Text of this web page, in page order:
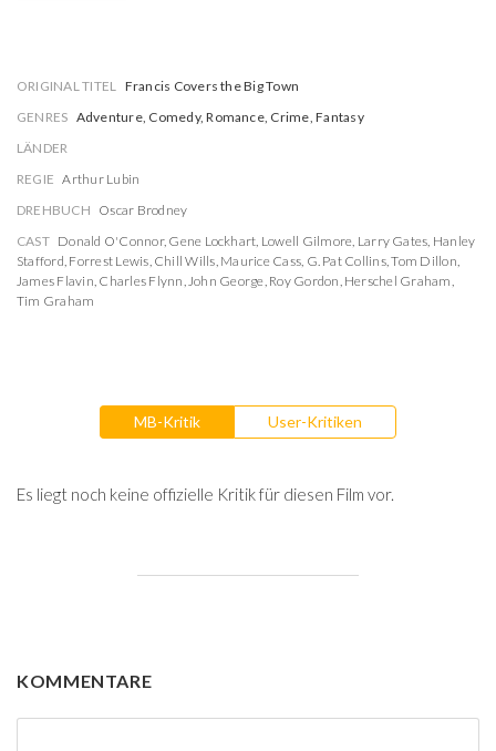
ORIGINAL TITEL Francis Covers the Big Town
GENRES Adventure, Comedy, Romance, Crime, Fantasy
LÄNDER
REGIE Arthur Lubin
DREHBUCH Oscar Brodney
CAST Donald O'Connor, Gene Lockhart, Lowell Gilmore, Larry Gates, Hanley
Stafford, Forrest Lewis, Chill Wills, Maurice Cass, G. Pat Collins,Tom Dillon,
James Flavin, Charles Flynn,John George, Roy Gordon, Herschel Graham,
Tim Graham
MB-Kritik User-Kritiken
Es liegt noch keine offizielle Kritik für diesen Film vor.
KOMMENTARE